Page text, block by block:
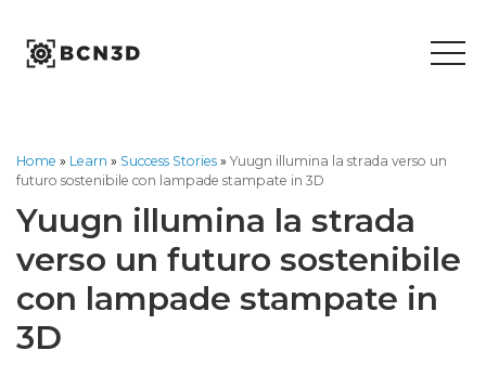
content
Home » Learn » Success Stories » Yuugn illumina la strada verso un
futuro sostenibile con lampade stampate in 3D
Yuugn illumina la strada
verso un futuro sostenibile
con lampade stampate in
3D